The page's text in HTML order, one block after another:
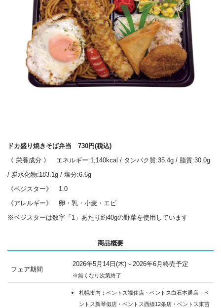
ドカ盛り焼きそば弁当 730円(税込)
《 栄養成分 》 エネルギー:1,140kcal / タンパク質:35.4g / 脂質:30.0g
/ 炭水化物:183.1g / 塩分:6.6g
《ベジスター》 1.0
《アレルギー》 卵・乳・小麦・エビ
※ベジスターは数字「1」あたり約40gの野菜を使用しています
商品概要
フェア期間
2026年5月14日(木)～2026年6月終売予定
※無くなり次第終了
札幌市内：ベントス福住店・ベントス白石本通店・ベ
ントス新琴似店・ベントス西線12条店・ベントス東苗